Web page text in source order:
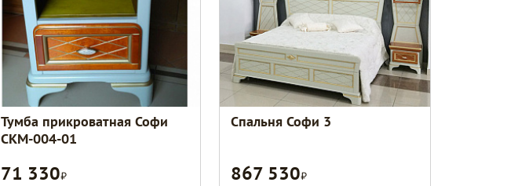
Тумба прикроватная Софи
СКМ-004-01
71 330Р
Спальня Софи 3
867 530Р